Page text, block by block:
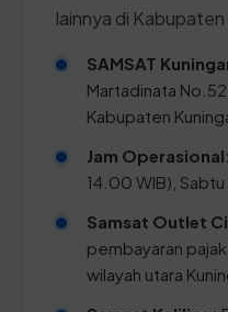
lainnya di Kabupaten
SAMSAT
Martadinata
Kabupaten
Jam Operasional:
14.00 WIB),
Samsat Outlet
pembayaran
wilayah utara